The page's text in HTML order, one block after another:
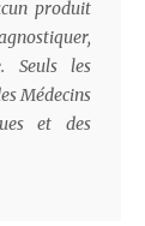
produit
Seuls les
Médecins
et des